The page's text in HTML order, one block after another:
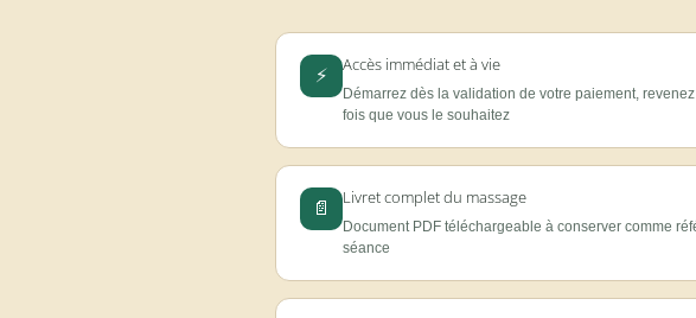
⚡
Accès immédiat et à vie
Démarrez dès la validation de votre paiement,
fois que vous le souhaitez
📄
Livret complet du massage
Document PDF téléchargeable à conserver comme
séance